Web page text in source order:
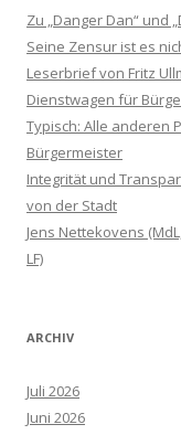
Zu „Danger Dan“ und
Seine Zensur ist es
Leserbrief von Fritz
Dienstwagen für
Typisch: Alle anderen
Bürgermeister
Integrität und
von der Stadt
Jens Nettekovens
LF)
ARCHIV
Juli 2026
Juni 2026